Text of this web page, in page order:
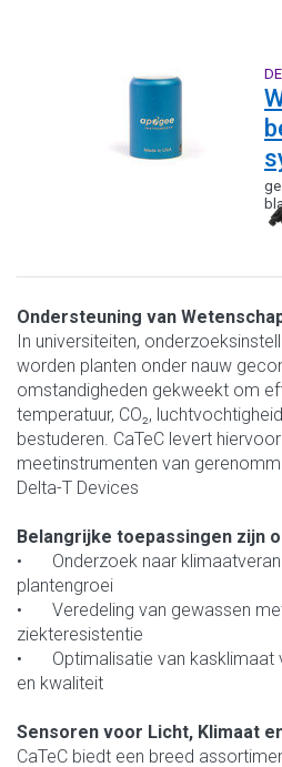
Ondersteuning van
In universiteiten,
worden planten onder nauw
omstandigheden gekweekt om
temperatuur, CO₂,
bestuderen. CaTeC levert
meetinstrumenten van
Delta-T Devices
Belangrijke toepassingen zijn
•
Onderzoek naar
plantengroei
•
Veredeling van gewassen
ziekteresistentie
•
Optimalisatie van
en kwaliteit
Sensoren voor Licht, Klimaat
CaTeC biedt een breed